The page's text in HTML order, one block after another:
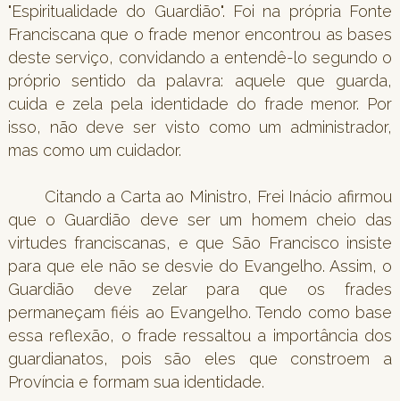
"Espiritualidade do Guardião". Foi na própria Fonte
Franciscana que o frade menor encontrou as bases
deste serviço, convidando a entendê-lo segundo o
próprio sentido da palavra: aquele que guarda,
cuida e zela pela identidade do frade menor. Por
isso, não deve ser visto como um administrador,
mas como um cuidador.
Citando a Carta ao Ministro, Frei Inácio afirmou
que o Guardião deve ser um homem cheio das
virtudes franciscanas, e que São Francisco insiste
para que ele não se desvie do Evangelho. Assim, o
Guardião deve zelar para que os frades
permaneçam fiéis ao Evangelho. Tendo como base
essa reflexão, o frade ressaltou a importância dos
guardianatos, pois são eles que constroem a
Província e formam sua identidade.